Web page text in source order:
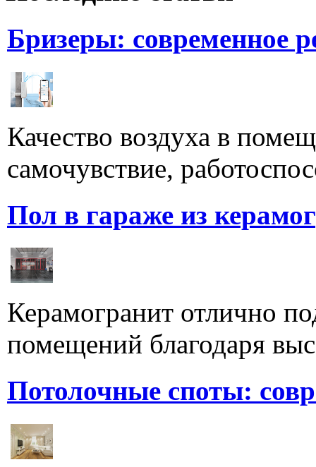
Бризеры: современное
Качество воздуха в
самочувствие,
Пол в гараже из
Керамогранит отлично
помещений благодаря
Потолочные споты: